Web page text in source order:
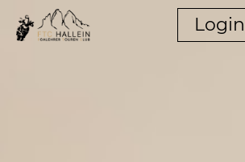
Login